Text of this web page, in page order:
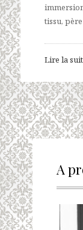
tissu,
Lire la
A